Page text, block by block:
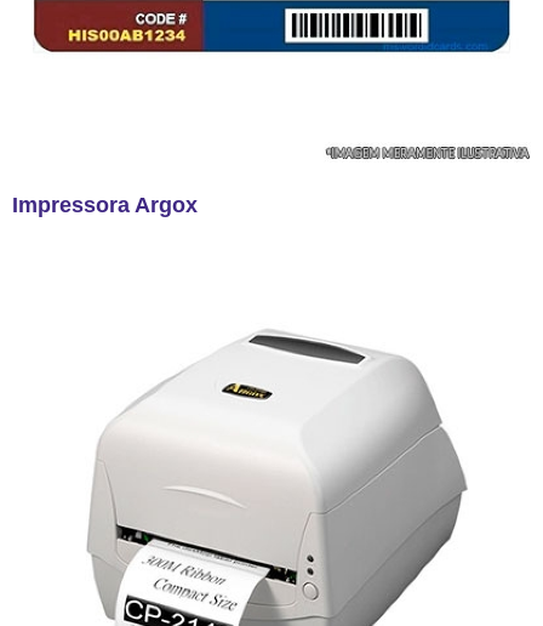
Impressora Argox